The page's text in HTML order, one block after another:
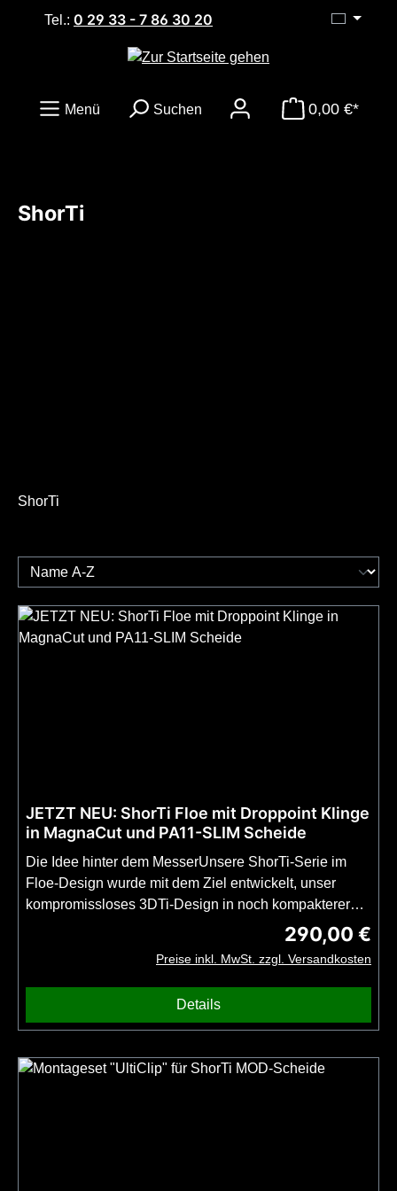
Zum Hauptinhalt springen
Tel.: 0 29 33 - 7 86 30 20
Menü Suchen 0,00 €*
ShorTi
ShorTi
JETZT NEU: ShorTi Floe mit Droppoint Klinge
in MagnaCut und PA11-SLIM Scheide
Die Idee hinter dem MesserUnsere ShorTi-Serie im
Floe-Design wurde mit dem Ziel entwickelt, unser
kompromissloses 3DTi-Design in noch kompakterer
und leichterer Form anbieten zu können. Das neue
ShorTi basiert, wie auch das größere MighTi, auf dem
bewährten Titangriff des UG-Tools "Klassikers" TiNy.
Das Griffende ist etwas runder und es gibt seitliche
Mulden zur Klinge, welche eine bessere Pinch-Grip
Haltung erlauben. Alle Eigenschaften sind nach wie
ShorTi mit Droppoint-Klinge in MagnaCut ist, trotz des
Regulärer
290,00 €
Preise inkl. MwSt. zzgl. Versandkosten
Details